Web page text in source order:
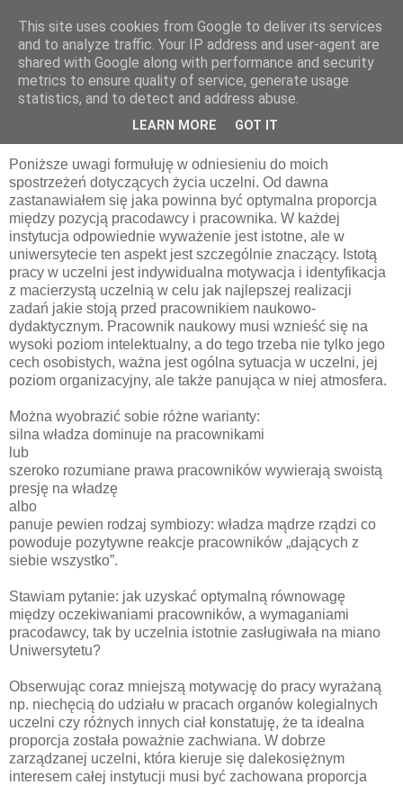
pluskiewicz.blogspot.com
niedziela, 23 kwietnia 2017
Parę uwag o uczelni
Poniższe uwagi formułuję w odniesieniu do moich
spostrzeżeń dotyczących życia uczelni. Od dawna
zastanawiałem się jaka powinna być optymalna proporcja
między pozycją pracodawcy i pracownika. W każdej
instytucja odpowiednie wyważenie jest istotne, ale w
uniwersytecie ten aspekt jest szczególnie znaczący. Istotą
pracy w uczelni jest indywidualna motywacja i identyfikacja
z macierzystą uczelnią w celu jak najlepszej realizacji
zadań jakie stoją przed pracownikiem naukowo-
dydaktycznym. Pracownik naukowy musi wznieść się na
wysoki poziom intelektualny, a do tego trzeba nie tylko jego
cech osobistych, ważna jest ogólna sytuacja w uczelni, jej
poziom organizacyjny, ale także panująca w niej atmosfera.
Można wyobrazić sobie różne warianty:
silna władza dominuje na pracownikami
lub
szeroko rozumiane prawa pracowników wywierają swoistą
presję na władzę
albo
panuje pewien rodzaj symbiozy: władza mądrze rządzi co
powoduje pozytywne reakcje pracowników „dających z
siebie wszystko”.
Stawiam pytanie: jak uzyskać optymalną równowagę
między oczekiwaniami pracowników, a wymaganiami
pracodawcy, tak by uczelnia istotnie zasługiwała na miano
Uniwersytetu?
Obserwując coraz mniejszą motywację do pracy wyrażaną
np. niechęcią do udziału w pracach organów kolegialnych
uczelni czy różnych innych ciał konstatuję, że ta idealna
proporcja została poważnie zachwiana. W dobrze
zarządzanej uczelni, która kieruje się dalekosiężnym
interesem całej instytucji musi być zachowana proporcja
This site uses cookies from Google to deliver its services
and to analyze traffic. Your IP address and user-agent are
shared with Google along with performance and security
metrics to ensure quality of service, generate usage
statistics, and to detect and address abuse.
LEARN MORE GOT IT